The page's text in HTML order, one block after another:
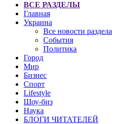
ВСЕ РАЗДЕЛЫ
Главная
Украина
Все новости раздела
События
Политика
Город
Мир
Бизнес
Спорт
Lifestyle
Шоу-биз
Наука
БЛОГИ ЧИТАТЕЛЕЙ